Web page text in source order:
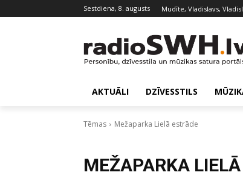
sestdiena, 8. augusts Mudīte, Vladislavs,
AKTUĀLI DZĪVESSTILS
Tēmas Mežaparka Lielā estrāde
MEŽAPARKA